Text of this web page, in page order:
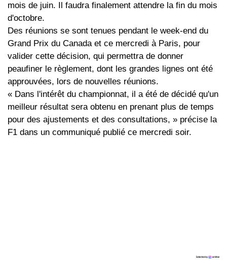
mois de juin. Il faudra finalement attendre la fin du mois
d'octobre.
Des réunions se sont tenues pendant le week-end du
Grand Prix du Canada et ce mercredi à Paris, pour
valider cette décision, qui permettra de donner
peaufiner le règlement, dont les grandes lignes ont été
approuvées, lors de nouvelles réunions.
« Dans l'intérêt du championnat, il a été de décidé qu'un
meilleur résultat sera obtenu en prenant plus de temps
pour des ajustements et des consultations, » précise la
F1 dans un communiqué publié ce mercredi soir.